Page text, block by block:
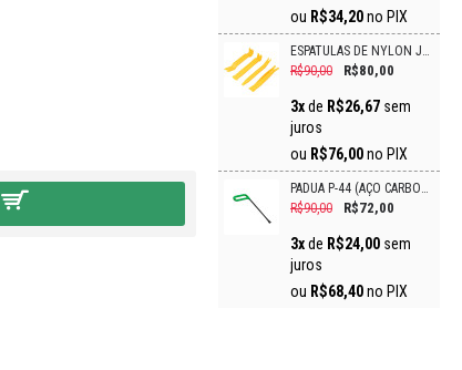
ou R$34,20no PIX
ESPÁTULAS DE NYLON JG C 4/PCS VONDER
R$90,00
R$80,00
3xde R$26,67 sem
juros
ou R$76,00no PIX
PÁDUA P-44 (AÇO CARBONO)
R$90,00
R$72,00
3xde R$24,00 sem
juros
ou R$68,40no PIX